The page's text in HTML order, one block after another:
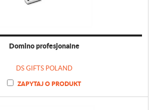
Domino profesjonalne
DS GIFTS POLAND
ZAPYTAJ O PRODUKT